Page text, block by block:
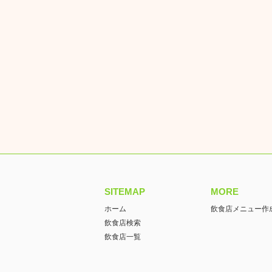
SITEMAP
ホーム
飲食店検索
飲食店一覧
MORE
飲食店メニュー作